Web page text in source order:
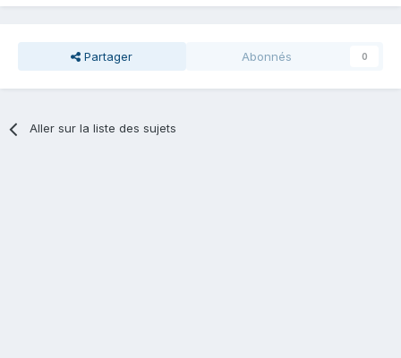
Partager Abonnés 0
Aller sur la liste des sujets